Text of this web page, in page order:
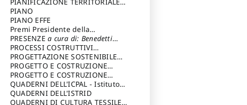
URBANISTICA ED AMBIENTALE
cura di: Costa Enrico
PIANO
PIANO EFFE
Premi Presidente della
Repubblica
PRESENZEa cura di: Benedetti
Sandro
PROCESSI COSTRUTTIVI
DELL'ARCHITETTURAa cura di:
Ippoliti Alessandro
PROGETTAZIONE SOSTENIBILE
PARTECIPATA
PROGETTO E COSTRUZIONE
DELL’ARCHITETTURA
PROGETTO E COSTRUZIONE
SOSTENIBILE
QUADERNI DELL'ICPAL - Istituto
centrale per il restauro e la
conservazione del patrimonio
QUADERNI DELL'ISTRID
QUADERNI DI CULTURA TESSILEa